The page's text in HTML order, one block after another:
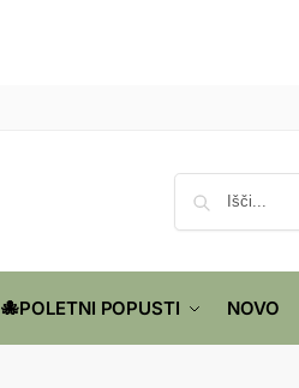
🐙POLETNI POPUSTI NOVO